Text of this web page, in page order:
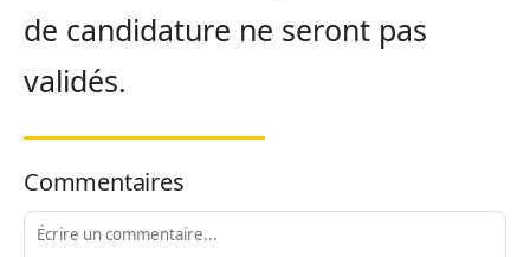
de candidature ne seront pas
validés.
Commentaires